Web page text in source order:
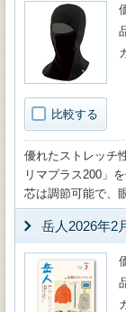
比較する
優れたストレッチ
リマプラス200」
芯は調節可能で、
岳人2026年2